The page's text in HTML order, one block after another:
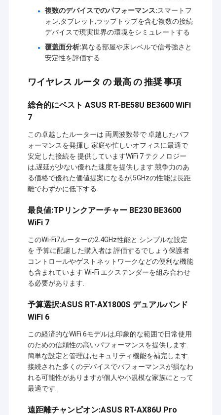
複数のデバイスでのパフォーマンス:スマートフ
ォン,タブレット,ラップトップを含む複数の接続
デバイスで現実世界の環境をシミュレートする
覆盖面分析:異なる部屋や床レベルで信号強さと
安定性を評価する
ワイヤレス ルータ の 最高 の 推奨 事項
総合的にベスト ASUS RT-BE58U BE3600 WiFi
7
この卓越したルーターは 両周波数帯で 卓越したパフ
ォーマンスを発揮し 家庭や忙しいオフィスに最適で
安定した接続を 提供していますWiFi 7 テクノロジー
は,遅延が少ない優れた速度を提供します.競争力のあ
る価格で優れた価値提案になるが,5GHzの性能は長距
離でわずかに低下する.
最良値:TPリンクアーチャー BE230 BE3600
WiFi 7
このWi-Fi7ルーターの2.4GHz性能と シンプルな設定
を 予算に配慮した購入者は 評価するでしょう保護者
コントロールやゲストネットワークなどの便利な機能
も含まれています Wi-Fi エクステンダーを組み合わせ
る必要があります.
予算選択:ASUS RT-AX1800S デュアルバンド
WiFi 6
この経済的なWiFi 6モデルは,印象的な範囲で日常使用
のための信頼性の高いパフォーマンスを提供します.
簡単な設定と管理は,セキュリティ機能を補完します.
接続された多くのデバイスでパフォーマンスが損なわ
れる可能性がありますが個人や小規模な家族にとって
最適です.
遠距離チャンピオン:ASUS RT-AX86U Pro